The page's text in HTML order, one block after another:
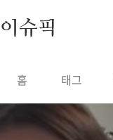
이슈픽
홈 태그